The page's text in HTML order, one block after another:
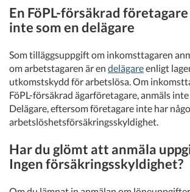
En FöPL-försäkrad
inte som en delägare
Som tilläggsuppgift om inkomsttagaren
om arbetstagaren är en delägareenligt
utkomstskydd för arbetslösa. Om
FöPL-försäkrad ägarföretagare, anmäls
Delägare, eftersom företagare inte har
arbetslöshetsförsäkringsskyldighet.
Har du glömt att anmäla
Ingen försäkringsskyldighet?